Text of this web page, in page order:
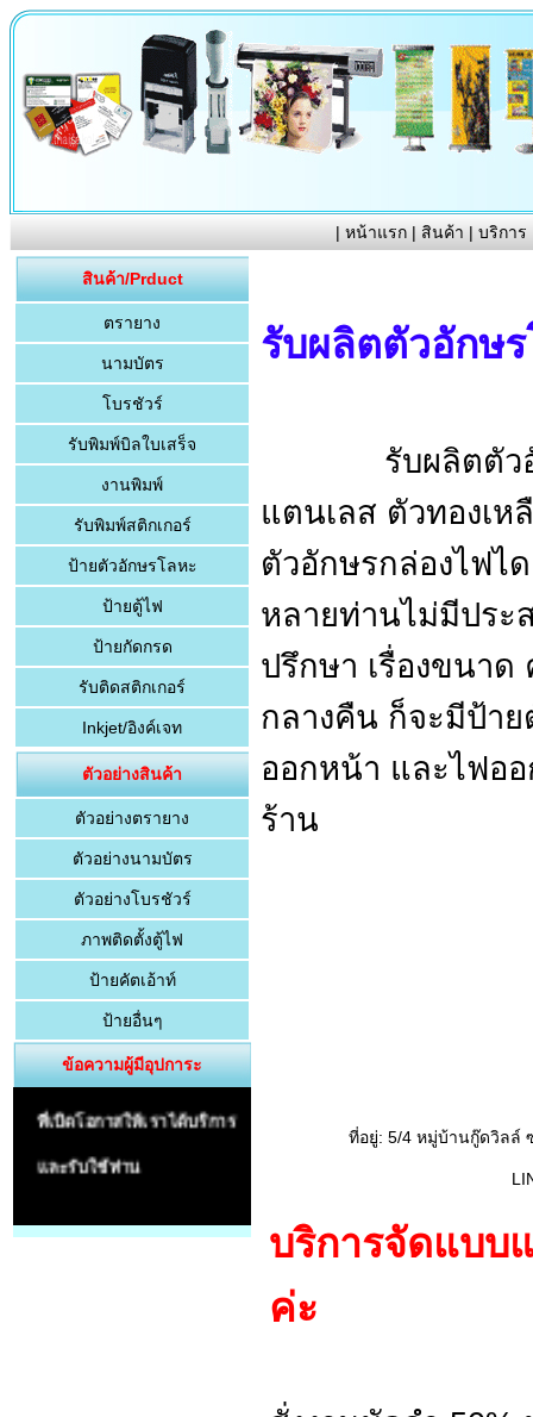
| หน้าแรก| สินค้า | บริการ
สินค้า/Prduct
ตรายาง
นามบัตร
โบรชัวร์
รับพิมพ์บิลใบเสร็จ
งานพิมพ์
รับพิมพ์สติกเกอร์
ป้ายตัวอักษรโลหะ
ป้ายตู้ไฟ
ป้ายกัดกรด
รับติดสติกเกอร์
Inkjet/อิงค์เจท
ตัวอย่างสินค้า
ตัวอย่างตรายาง
ตัวอย่างนามบัตร
ตัวอย่างโบรชัวร์
ภาพติดตั้งตู้ไฟ
ป้ายคัตเอ้าท์
ป้ายอื่นๆ
ข้อความผู้มีอุปการะ
ขอขอบคุณผู้มีอุปการะคุณ
ที่เปิดโอกาสให้เราได้บริการ
รับผลิตตัวอักษ
รับผลิตตัวอักษ
แตนเลส ตัวทองเ
ตัวอักษรกล่องไฟไ
หลายท่านไม่มีประ
ปรึกษา เรื่องขนา
กลางคืน ก็จะมีป้า
ออกหน้า และไฟอ
ร้าน
ที่อยู่: 5/4 หมู่บ้านกู๊ดวิลล์
บริการจัดแบบ
ค่ะ